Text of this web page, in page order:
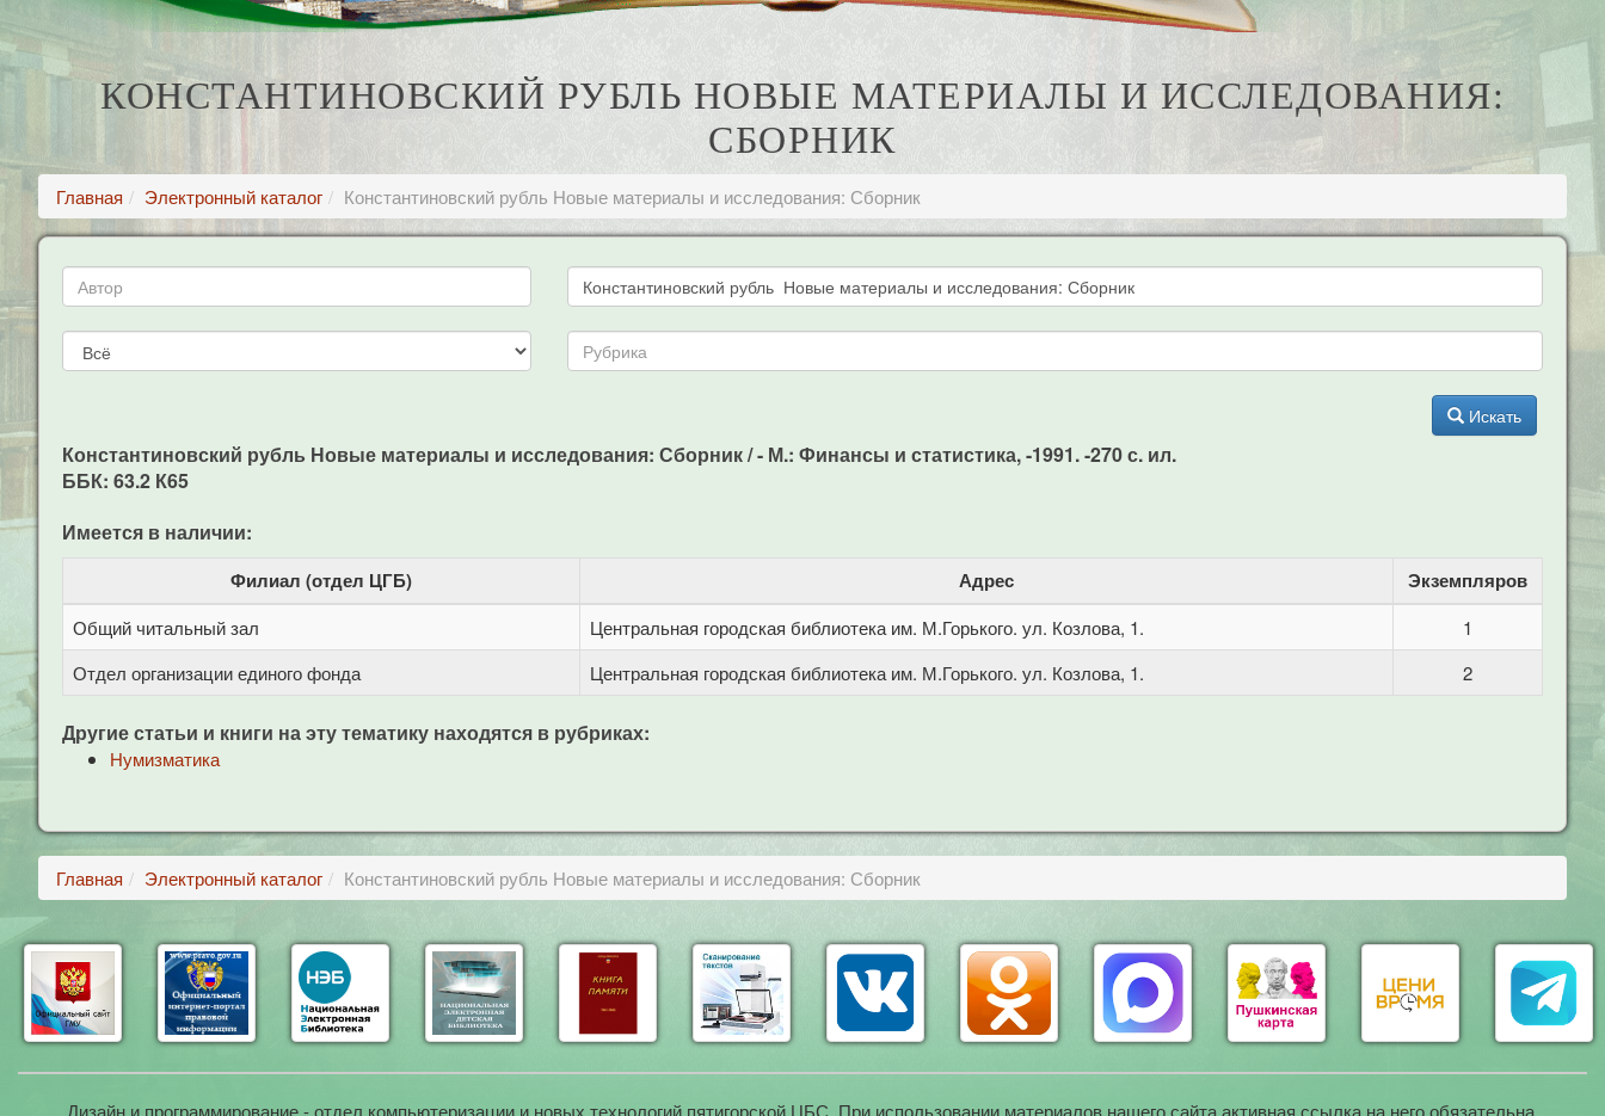
КОНСТАНТИНОВСКИЙ РУБЛЬ НОВЫЕ МАТЕРИАЛЫ И ИССЛЕДОВАНИЯ:
СБОРНИК
Главная Электронный каталог Константиновский рубль Новые материалы и исследования: Сборник
Искать
Константиновский рубль Новые материалы и исследования: Сборник / - М.: Финансы и статистика, -1991. -270 с. ил.
ББК: 63.2 К65
Имеется в наличии:
Филиал (отдел ЦГБ) Адрес Экземпляров
Общий читальный зал Центральная городская библиотека им. М.Горького. ул. Козлова, 1.
1
Отдел организации единого фонда
Центральная городская библиотека им. М.Горького. ул. Козлова, 1. 2
Другие статьи и книги на эту тематику находятся в рубриках:
Нумизматика
Главная Электронный каталог Константиновский рубль Новые материалы и исследования: Сборник
Дизайн и программирование - отдел компьютеризации и новых технологий пятигорской ЦБС. При использовании материалов нашего сайта активная ссылка на него обязательна.